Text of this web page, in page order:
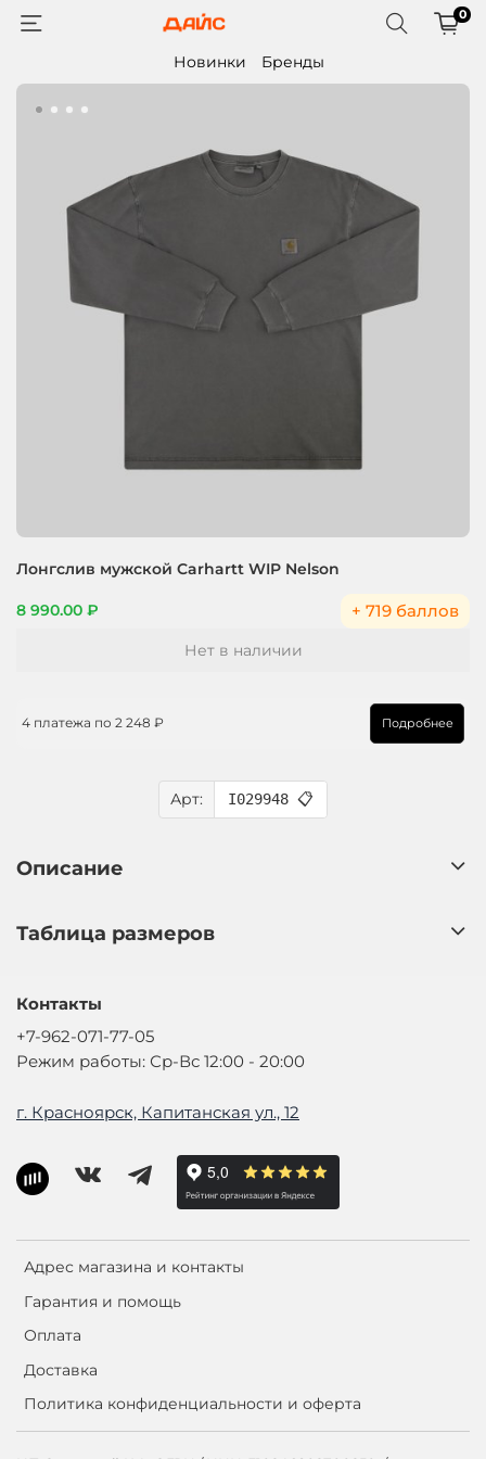
0
Новинки Бренды
Лонгслив мужской Carhartt WIP Nelson
8 990.00 ₽ + 719 баллов
Арт: I029948 📋
Нет в наличии
4 платежа по 2 248 ₽ Подробнее
Описание
Таблица размеров
Адрес магазина и контакты
Гарантия и помощь
Оплата
Доставка
Политика конфиденциальности и оферта
Контакты
+7-962-071-77-05
Режим работы: Ср-Вс 12:00 - 20:00
г. Красноярск, Капитанская ул., 12